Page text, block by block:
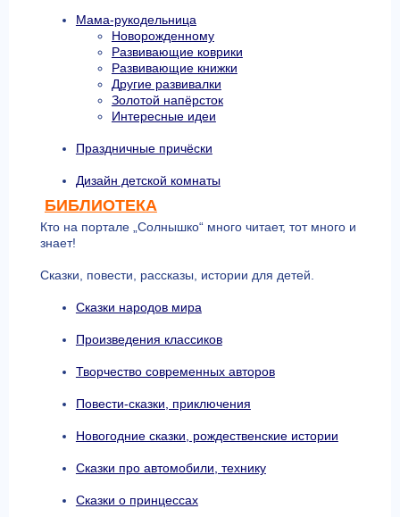
Мама-рукодельница
Новорожденному
Развивающие коврики
Развивающие книжки
Другие развивалки
Золотой напёрсток
Интересные идеи
Праздничные причёски
Дизайн детской комнаты
БИБЛИОТЕКА
Кто на портале „Солнышко“ много читает, тот много и
знает!
Сказки, повести, рассказы, истории для детей.
Сказки народов мира
Произведения классиков
Творчество современных авторов
Повести-сказки, приключения
Новогодние сказки, рождественские истории
Сказки про автомобили, технику
Сказки о принцессах